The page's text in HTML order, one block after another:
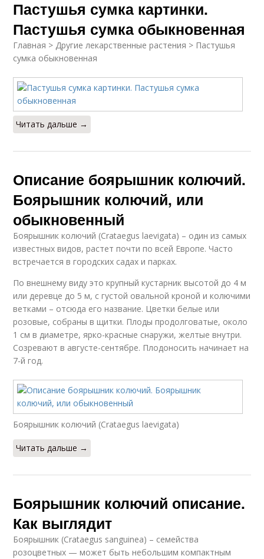
Пастушья сумка картинки.
Пастушья сумка обыкновенная
Главная > Другие лекарственные растения > Пастушья
сумка обыкновенная
Читать дальше →
Описание боярышник колючий.
Боярышник колючий, или
обыкновенный
Боярышник колючий (Crataegus laevigata) – один из самых
известных видов, растет почти по всей Европе. Часто
встречается в городских садах и парках.
По внешнему виду это крупный кустарник высотой до 4 м
или деревце до 5 м, с густой овальной кроной и колючими
ветками – отсюда его название. Цветки белые или
розовые, собраны в щитки. Плоды продолговатые, около
1 см в диаметре, ярко-красные снаружи, желтые внутри.
Созревают в августе-сентябре. Плодоносить начинает на
7-й год.
Боярышник колючий (Crataegus laevigata)
Читать дальше →
Боярышник колючий описание.
Как выглядит
Боярышник (Crataegus sanguinea) – семейства
розоцветных — может быть небольшим компактным